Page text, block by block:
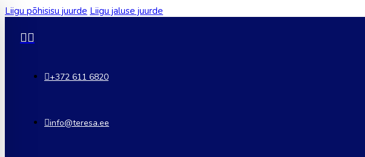
Liigu põhisisu juurde Liigu jaluse juurde
+372 611 6820
info@teresa.ee